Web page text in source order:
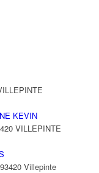
KEVIN
VILLEPINTE
Villepinte